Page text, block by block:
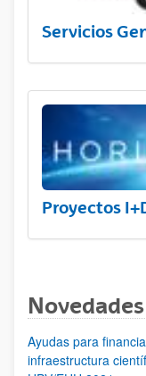
Servicios
Proyectos
Ayudas para
infraestructura